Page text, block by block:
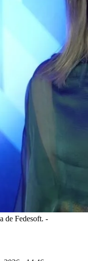
de Fedesoft. -